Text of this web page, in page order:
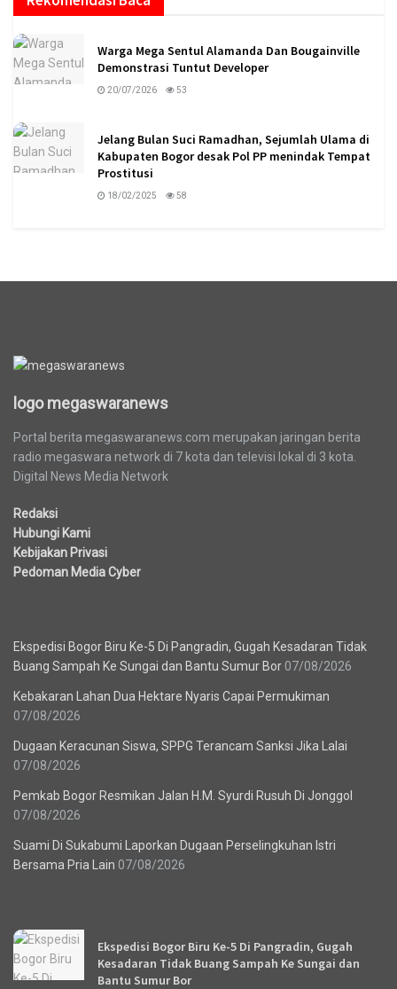
Warga Mega Sentul Alamanda Dan Bougainville
Demonstrasi Tuntut Developer
20/07/2026 53
Jelang Bulan Suci Ramadhan, Sejumlah Ulama di
Kabupaten Bogor desak Pol PP menindak Tempat
Prostitusi
18/02/2025 58
logo megaswaranews
Portal berita megaswaranews.com merupakan jaringan berita
radio megaswara network di 7 kota dan televisi lokal di 3 kota.
Digital News Media Network
Redaksi
Hubungi Kami
Kebijakan Privasi
Pedoman Media Cyber
Ekspedisi Bogor Biru Ke-5 Di Pangradin, Gugah Kesadaran Tidak
Buang Sampah Ke Sungai dan Bantu Sumur Bor 07/08/2026
Kebakaran Lahan Dua Hektare Nyaris Capai Permukiman
07/08/2026
Dugaan Keracunan Siswa, SPPG Terancam Sanksi Jika Lalai
07/08/2026
Pemkab Bogor Resmikan Jalan H.M. Syurdi Rusuh Di Jonggol
07/08/2026
Suami Di Sukabumi Laporkan Dugaan Perselingkuhan Istri
Bersama Pria Lain 07/08/2026
Ekspedisi Bogor Biru Ke-5 Di Pangradin, Gugah
Kesadaran Tidak Buang Sampah Ke Sungai dan
Bantu Sumur Bor